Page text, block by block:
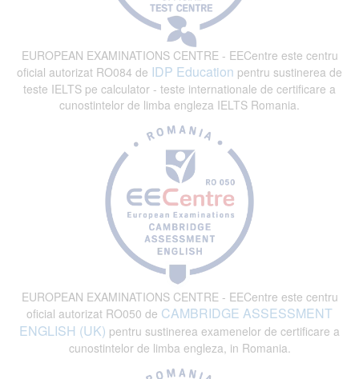
EUROPEAN EXAMINATIONS CENTRE - EECentre este centru
oficial autorizat RO084 de IDP Education pentru sustinerea de
teste IELTS pe calculator - teste internationale de certificare a
cunostintelor de limba engleza IELTS Romania.
EUROPEAN EXAMINATIONS CENTRE - EECentre este centru
oficial autorizat RO050 de CAMBRIDGE ASSESSMENT
ENGLISH (UK) pentru sustinerea examenelor de certificare a
cunostintelor de limba engleza, in Romania.